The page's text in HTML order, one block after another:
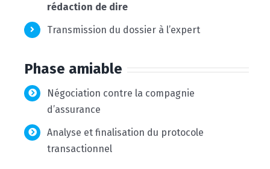
rédaction de dire
Transmission du dossier à l’expert
Phase amiable
Négociation contre la compagnie
d’assurance
Analyse et finalisation du protocole
transactionnel